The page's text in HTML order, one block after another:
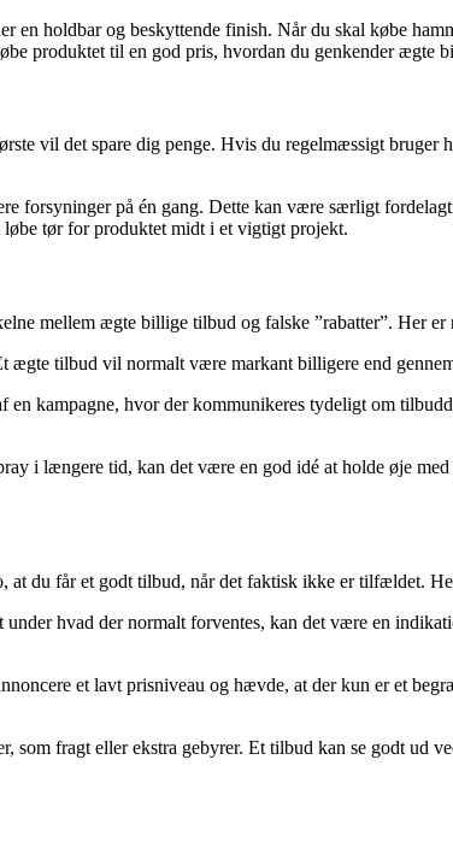
en holdbar og beskyttende finish. Når du skal købe
produktet til en god pris, hvordan du genkender ægte
vil det spare dig penge. Hvis du regelmæssigt bruger
forsyninger på én gang. Dette kan være særligt
tør for produktet midt i et vigtigt projekt.
mellem ægte billige tilbud og falske ”rabatter”. Her
ægte tilbud vil normalt være markant billigere end
kampagne, hvor der kommunikeres tydeligt om
i længere tid, kan det være en god idé at holde øje
at du får et godt tilbud, når det faktisk ikke er tilfældet.
hvad der normalt forventes, kan det være en
et lavt prisniveau og hævde, at der kun er et
fragt eller ekstra gebyrer. Et tilbud kan se godt ud